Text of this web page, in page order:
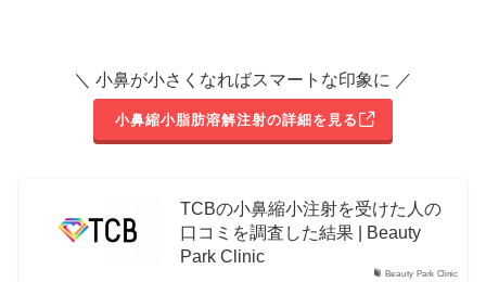
＼ 小鼻が小さくなればスマートな印象に ／
小鼻縮小脂肪溶解注射の詳細を見る
Beauty Park Clinic
TCBの小鼻縮小注射を受けた人の
口コミを調査した結果 | Beauty
Park Clinic